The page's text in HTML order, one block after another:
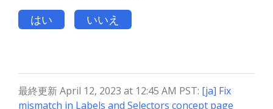
はい いいえ
最終更新 April 12, 2023 at 12:45 AM PST: [ja] Fix
mismatch in Labels and Selectors concept page